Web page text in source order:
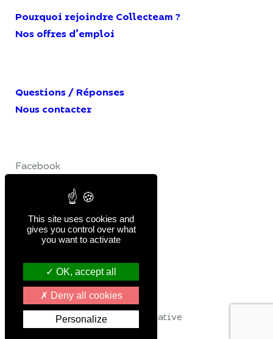
Pourquoi rejoindre Collecteam ?
Nos offres d’emploi
Questions / Réponses
Nous contacter
Facebook
Politique de confidentialité
© Collecteam 2026
Réalisation du site par Buzznative
This site uses cookies and
gives you control over what
you want to activate
OK, accept all
Deny all cookies
Personalize